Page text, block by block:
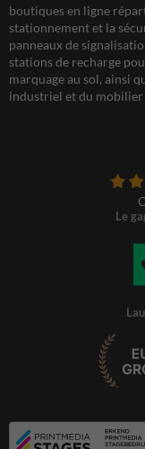
boutiques en ligne
stationnement et la
panneaux de
stations de recharge
marquage au sol, ainsi
industriel et du
Le